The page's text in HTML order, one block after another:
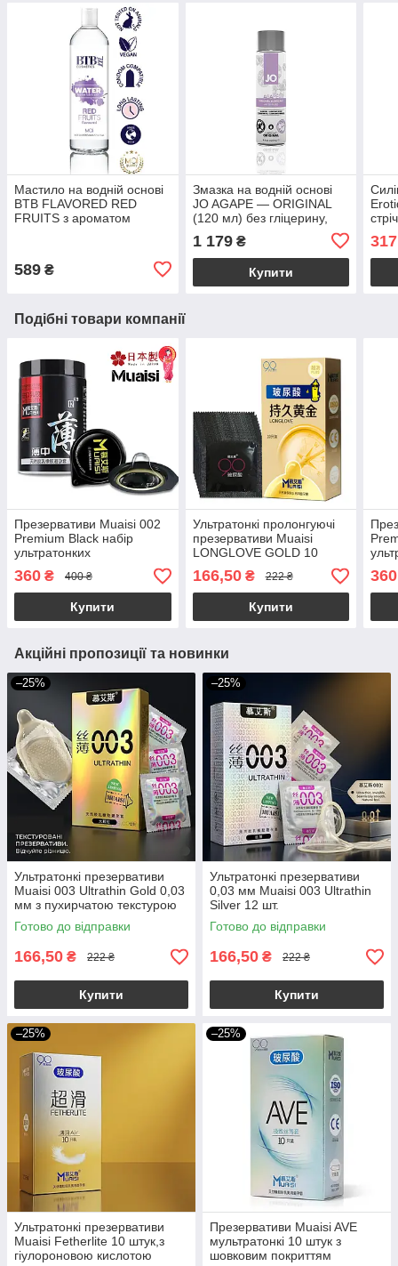
Мастило на водній основі
BTB FLAVORED RED
FRUITS з ароматом
589 ₴
Змазка на водній основі
JO AGAPE — ORIGINAL
(120 мл) без гліцерину,
1 179₴
Купити
Подібні товари компанії
Презервативи Muaisi 002
Premium Black набір
ультратонких
презервативів з
підвищеною кількістю
змазки 0.02 мм, 12 шт
360 ₴ 400 ₴
Купити
Ультратонкі пролонгуючі
презервативи Muaisi
LONGLOVE GOLD 10
штук,з додатковою
змазкою
166,50₴ 222 ₴
Купити
360
Акційні пропозиції та новинки
–25%
Ультратонкі презервативи
Muaisi 003 Ultrathin Gold 0,03
мм з пухирчатою текстурою
12 шт
Готово до відправки
166,50 ₴ 222 ₴
Купити
–25%
Ультратонкі презервативи
0,03 мм Muaisi 003 Ultrathin
Silver 12 шт.
Готово до відправки
166,50 ₴ 222 ₴
Купити
–25%
Ультратонкі презервативи
Muaisi Fetherlite 10 штук,з
гіулороновою кислотою
–25%
Презервативи Muaisi AVE
мультратонкі 10 штук з
шовковим покриттям